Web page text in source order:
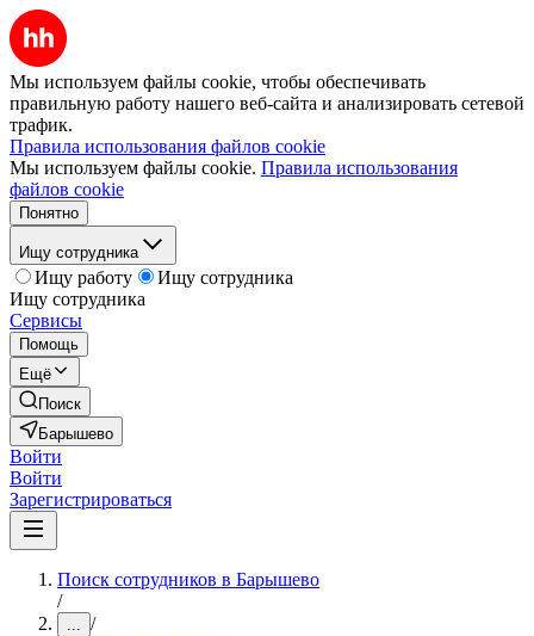
Мы используем файлы cookie, чтобы обеспечивать
правильную работу нашего веб-сайта и анализировать сетевой
трафик.
Правила использования файлов cookie
Мы используем файлы cookie. Правила использования
файлов cookie
Понятно
Ищу сотрудника
Ищу работу
Ищу сотрудника
Ищу сотрудника
Сервисы
Помощь
Ещё
Поиск
Барышево
Войти
Войти
Зарегистрироваться
Поиск сотрудников в Барышево
/
... /